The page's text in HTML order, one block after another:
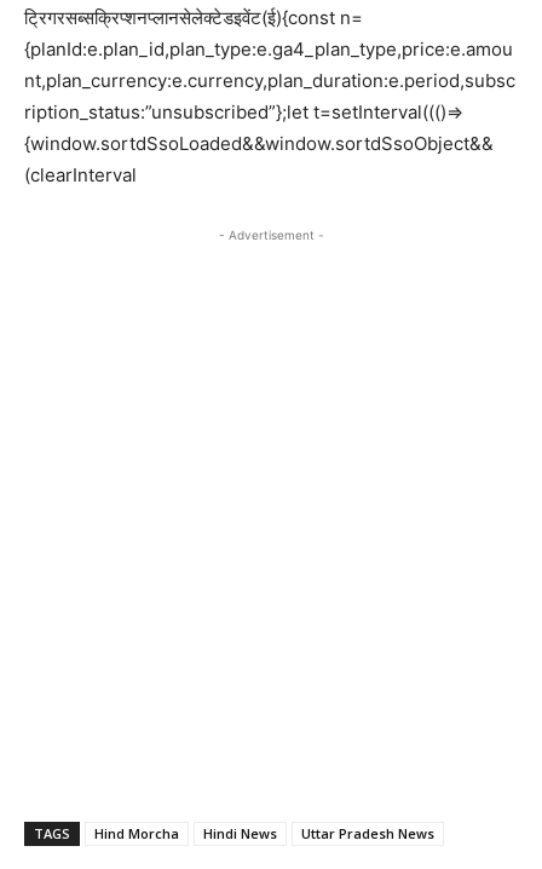
ट्रिगरसब्सक्रिप्शनप्लानसेलेक्टेडइवेंट(ई){const n=
{planId:e.plan_id,plan_type:e.ga4_plan_type,price:e.amou
nt,plan_currency:e.currency,plan_duration:e.period,subsc
ription_status:”unsubscribed”};let t=setInterval((()=>
{window.sortdSsoLoaded&&window.sortdSsoObject&&
(clearInterval
- Advertisement -
TAGS Hind Morcha Hindi News Uttar Pradesh News